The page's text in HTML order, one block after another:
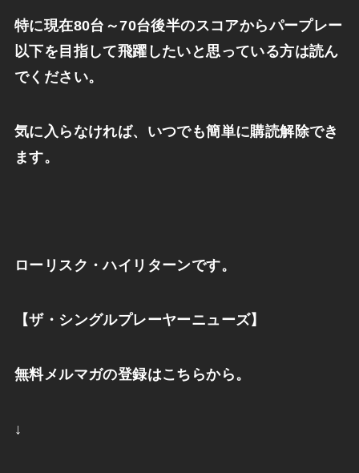
特に現在80台～70台後半のスコアからパープレー
以下を目指して飛躍したいと思っている方は読ん
でください。
気に入らなければ、いつでも簡単に購読解除でき
ます。
ローリスク・ハイリターンです。
【ザ・シングルプレーヤーニューズ】
無料メルマガの登録はこちらから。
↓